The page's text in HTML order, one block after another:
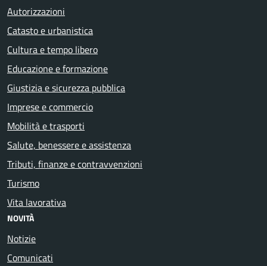
Autorizzazioni
Catasto e urbanistica
Cultura e tempo libero
Educazione e formazione
Giustizia e sicurezza pubblica
Imprese e commercio
Mobilità e trasporti
Salute, benessere e assistenza
Tributi, finanze e contravvenzioni
Turismo
Vita lavorativa
NOVITÀ
Notizie
Comunicati